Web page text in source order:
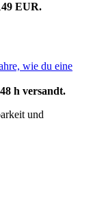
EUR.
wie du eine
h versandt.
und